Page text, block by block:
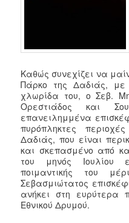
Καθώς συνεχίζει να
Πάρκο της Δαδιάς, με
χλωρίδα του, ο Σεβ.
Ορεστιάδος και
επανειλημμένα
πυρόπληκτες
Δαδιάς, που είναι
και σκεπασμένο από
του μηνός Ιουλίου
ποιμαντικής του
Σεβασμιώτατος
ανήκει στη ευρύτερα
Εθνικού Δρυμού.